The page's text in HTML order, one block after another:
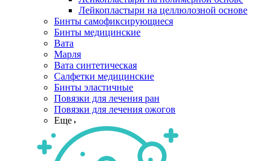
Лейкопластыри на целлюлозной основе
Бинты самофиксирующиеся
Бинты медицинские
Вата
Марля
Вата синтетическая
Салфетки медицинские
Бинты эластичные
Повязки для лечения ран
Повязки для лечения ожогов
Еще